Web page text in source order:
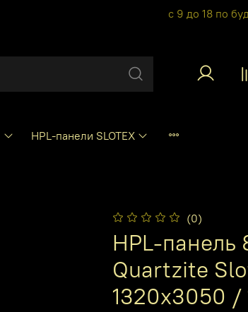
с 9 до 18 по
HPL-панели SLOTEX
(0)
HPL-панель
Quartzite
1320х3050 /